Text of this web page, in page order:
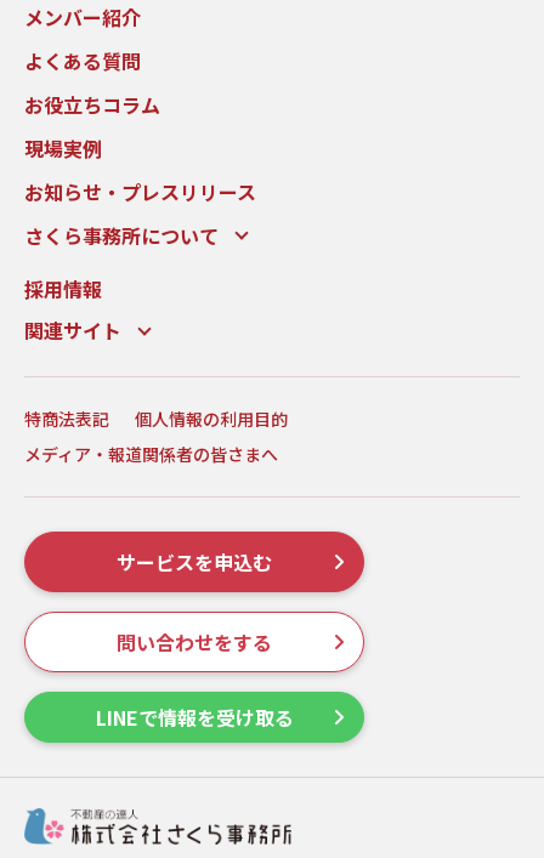
メンバー紹介
よくある質問
お役立ちコラム
現場実例
お知らせ・プレスリリース
さくら事務所について
採用情報
関連サイト
特商法表記
個人情報の利用目的
メディア・報道関係者の皆さまへ
サービスを申込む
問い合わせをする
LINEで情報を受け取る